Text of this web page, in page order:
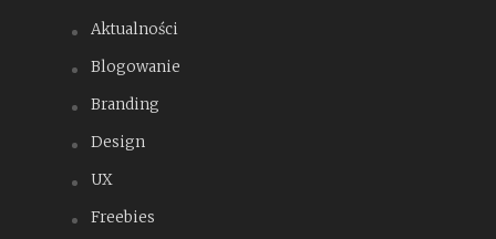
Aktualności
Blogowanie
Branding
Design
UX
Freebies